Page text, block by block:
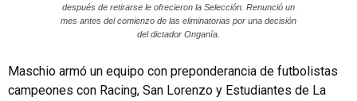
después de retirarse le ofrecieron la Selección. Renunció un
mes antes del comienzo de las eliminatorias por una decisión
del dictador Onganía.
Maschio armó un equipo con preponderancia de futbolistas
campeones con Racing, San Lorenzo y Estudiantes de La